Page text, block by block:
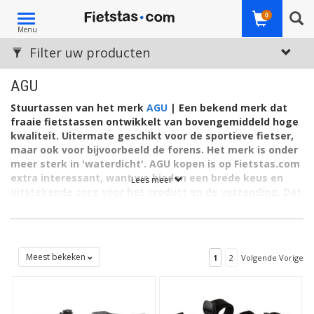
Toggle
navigation
Menu
0
AGU
Stuurtassen van het merk AGU | Een bekend merk dat
fraaie fietstassen ontwikkelt van bovengemiddeld hoge
kwaliteit. Uitermate geschikt voor de sportieve fietser,
maar ook voor bijvoorbeeld de forens. Het merk is onder
meer sterk in 'waterdicht'. AGU kopen is op Fietstas.com
extra interessant, want we bieden een brede keus en
stuurtas, eenvoudig te bevestigen aan de stuurpen,
AGU staat al decennia lang bekend als A-merk. Ook de
stuurtassen zijn gericht op 365 dagen zorgeloos fietsen. In elk
onder meer aandacht voor slimme waterafstotende en
waterdichte systemen. Deze hebben aanduidingen als AGU
Lees meer
Filter uw producten
Meest bekeken 1 2 Volgende Vorige